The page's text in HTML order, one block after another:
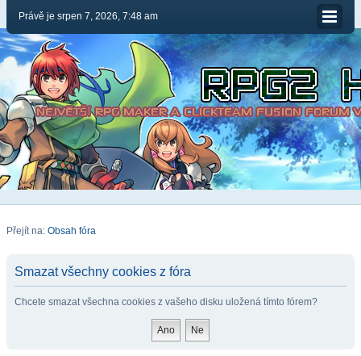
Právě je srpen 7, 2026, 7:48 am
Přejít na: Obsah fóra
Smazat všechny cookies z fóra
Chcete smazat všechna cookies z vašeho disku uložená tímto fórem?